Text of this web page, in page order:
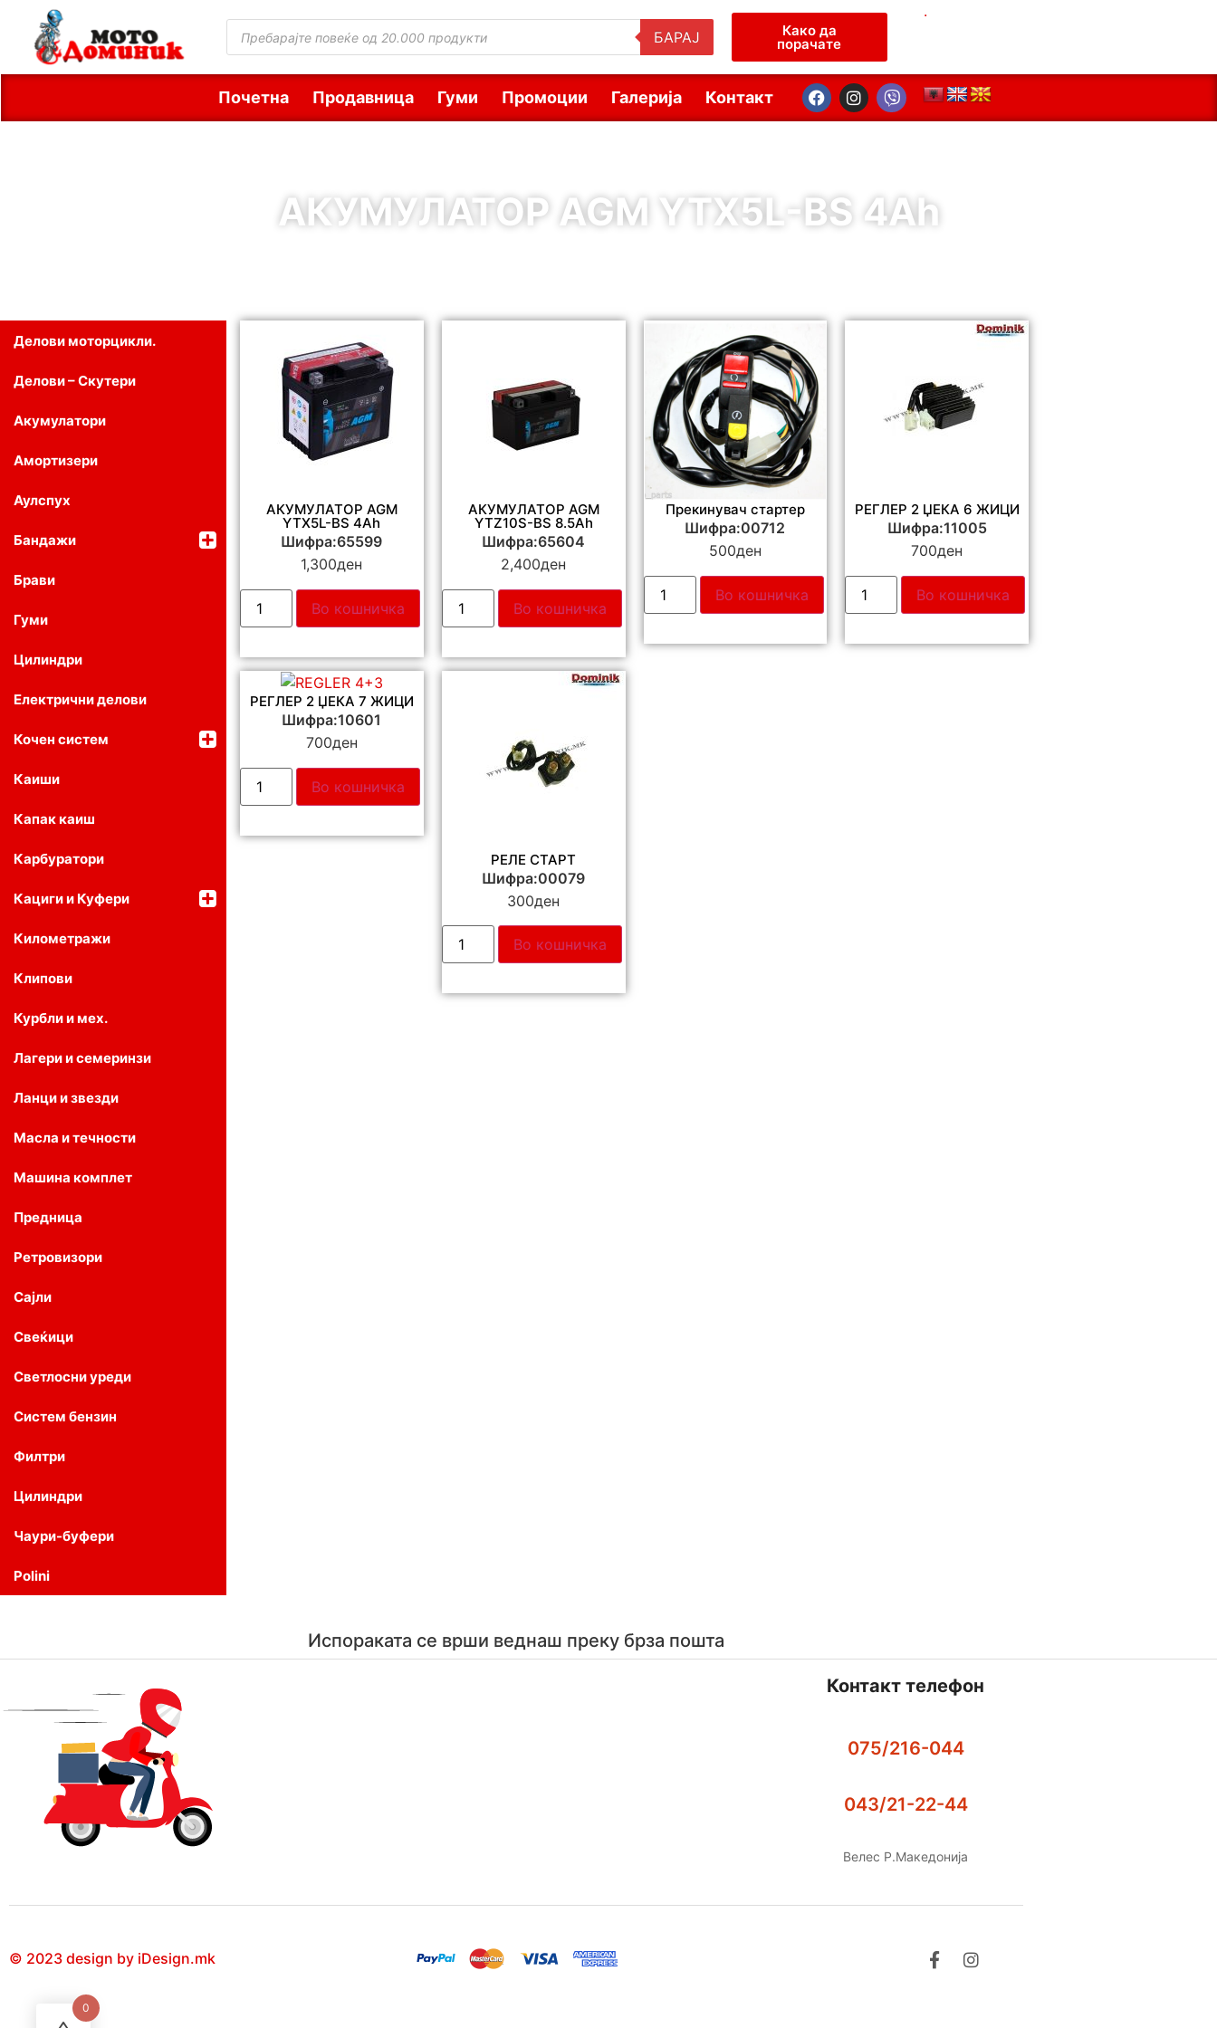
БАРАЈ Како да
порачате
.
Почетна Продавница Гуми Промоции Галерија Контакт
АКУМУЛАТОР AGM YTX5L-BS 4Ah
Делови моторцикли.
Делови – Скутери
Акумулатори
Амортизери
Аулспух
Бандажи
Брави
Гуми
Цилиндри
Електрични делови
Кочен систем
Каиши
Капак каиш
Карбуратори
Кациги и Куфери
Километражи
Клипови
Курбли и мех.
Лагери и семеринзи
Ланци и звезди
Масла и течности
Машина комплет
Предница
Ретровизори
Сајли
Свеќици
Светлосни уреди
Систем бензин
Филтри
Цилиндри
Чаури-буфери
Polini
АКУМУЛАТОР AGM
YTX5L-BS 4Ah
Шифра:65599
1,300ден
Во кошничка
АКУМУЛАТОР AGM
YTZ10S-BS 8.5Ah
Шифра:65604
2,400ден
Во кошничка
Прекинувач стартер
Шифра:00712
500ден
Во кошничка
РЕГЛЕР 2 ЏЕКА 6 ЖИЦИ
Шифра:11005
700ден
Во кошничка
РЕГЛЕР 2 ЏЕКА 7 ЖИЦИ
Шифра:10601
700ден
Во кошничка
РЕЛЕ СТАРТ
Шифра:00079
300ден
Во кошничка
Испораката се врши веднаш преку брза пошта
Контакт телефон
075/216-044
043/21-22-44
Велес Р.Македонија
© 2023 design by iDesign.mk
0